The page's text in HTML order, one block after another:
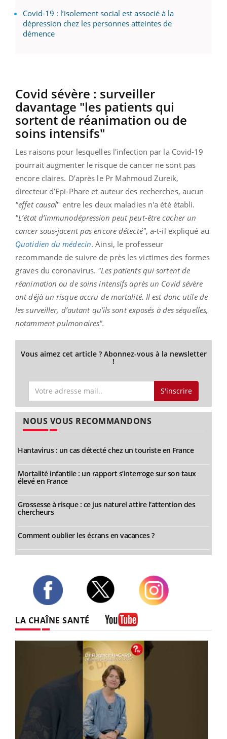
Covid-19 : l’isolement social est associé à la
dépression chez les personnes atteintes de
démence
Covid sévère : surveiller
davantage "les patients qui
sortent de réanimation ou de
soins intensifs"
Les raisons pour lesquelles l'infection par la Covid-19
pourrait augmenter le risque de cancer ne sont pas
encore claires. D’après le Pr Mahmoud Zureik,
directeur d’Epi-Phare et auteur des recherches, aucun
"effet causal" entre les deux maladies n'a été établi.
"L’état d’immunodépression peut peut-être cacher un
cancer sous-jacent pas encore détecté", a-t-il expliqué au
Quotidien du médecin. Ainsi, le professeur
recommande de suivre de près les victimes des formes
graves du coronavirus. "Les patients qui sortent de
réanimation ou de soins intensifs après un Covid sévère
ont déjà un risque accru de mortalité. Il est donc utile de
les surveiller, d’autant qu’ils sont exposés à des séquelles,
notamment pulmonaires".
Vous aimez cet article ? Abonnez-vous à la newsletter
!
S'inscrire
NOUS VOUS RECOMMANDONS
Hantavirus : un cas détecté chez un touriste en France
Mortalité infantile : un rapport s’interroge sur son taux
élevé en France
Grossesse à risque : ce jus naturel attire l'attention des
chercheurs
Comment oublier les écrans en vacances ?
LA CHAÎNE SANTÉ